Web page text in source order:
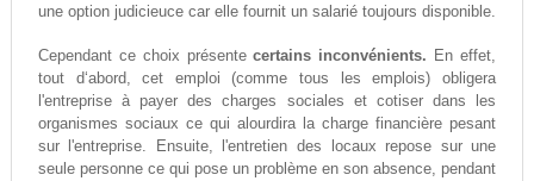
une option judicieuce car elle fournit un salarié toujours disponible.
Cependant ce choix présentecertains inconvénients. En effet,
tout d‘abord, cet emploi (comme tous les emplois) obligera
l'entreprise à payer des charges sociales et cotiser dans les
organismes sociaux ce qui alourdira la charge financière pesant
sur l'entreprise. Ensuite, l'entretien des locaux repose sur une
seule personne ce qui pose un problème en son absence, pendant